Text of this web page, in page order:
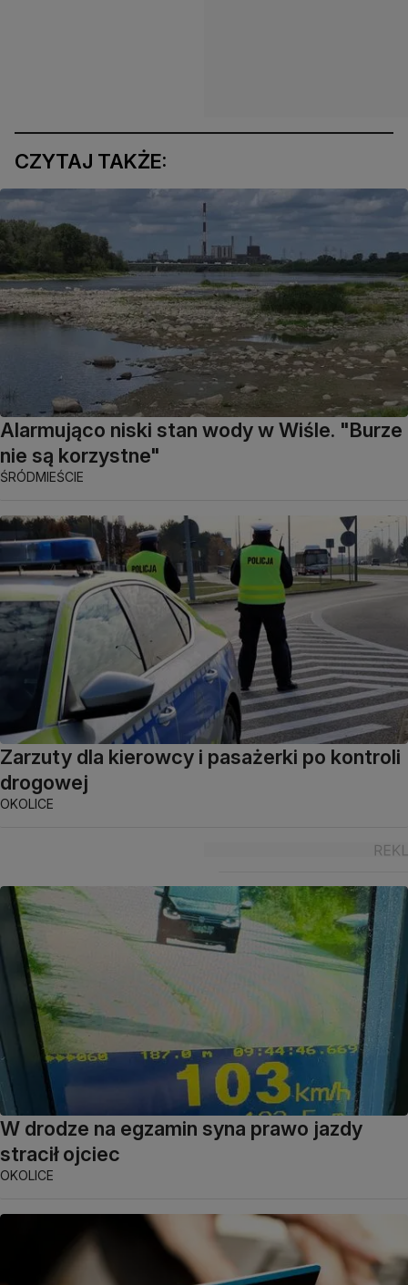
CZYTAJ TAKŻE:
Alarmująco niski stan wody w Wiśle. "Burze
nie są korzystne"
ŚRÓDMIEŚCIE
Zarzuty dla kierowcy i pasażerki po kontroli
drogowej
OKOLICE
W drodze na egzamin syna prawo jazdy
stracił ojciec
OKOLICE